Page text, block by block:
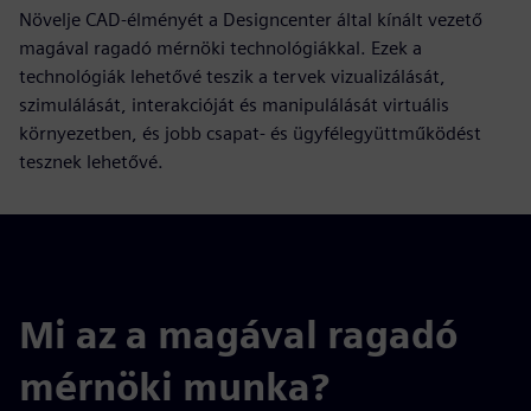
Növelje CAD-élményét a Designcenter által kínált vezető
magával ragadó mérnöki technológiákkal. Ezek a
technológiák lehetővé teszik a tervek vizualizálását,
szimulálását, interakcióját és manipulálását virtuális
környezetben, és jobb csapat- és ügyfélegyüttműködést
tesznek lehetővé.
Mi az a magával ragadó
mérnöki munka?